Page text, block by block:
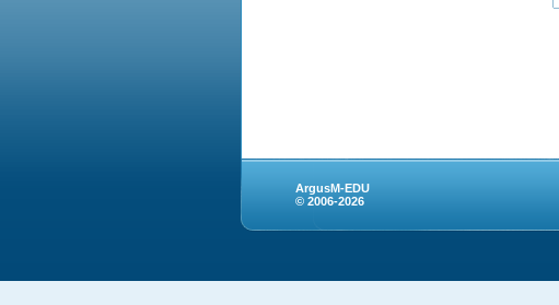
ArgusM-EDU
© 2006-2026